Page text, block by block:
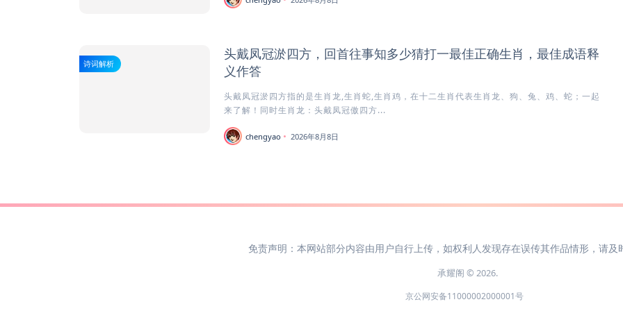
诗词解析
头戴凤冠淤四方，回首往事知多少猜打一最佳正确生肖，最佳成语释
义作答
头戴凤冠淤四方指的是生肖龙,生肖蛇,生肖鸡，在十二生肖代表生肖龙、狗、兔、鸡、蛇；一起
来了解！同时生肖龙：头戴凤冠傲四方...
chengyao 2026年8月8日
免责声明：本网站部分内容由用户自行上传，如权利人发现存在误传其作品情形，请及
承耀阁 © 2026.
京公网安备11000002000001号